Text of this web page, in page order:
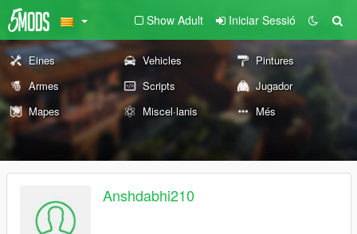
Show Adult Iniciar Sessió
Eines Vehicles
Pintures
Armes
Scripts
Jugador
Mapes
Miscel·lanis Més
Anshdabhi210